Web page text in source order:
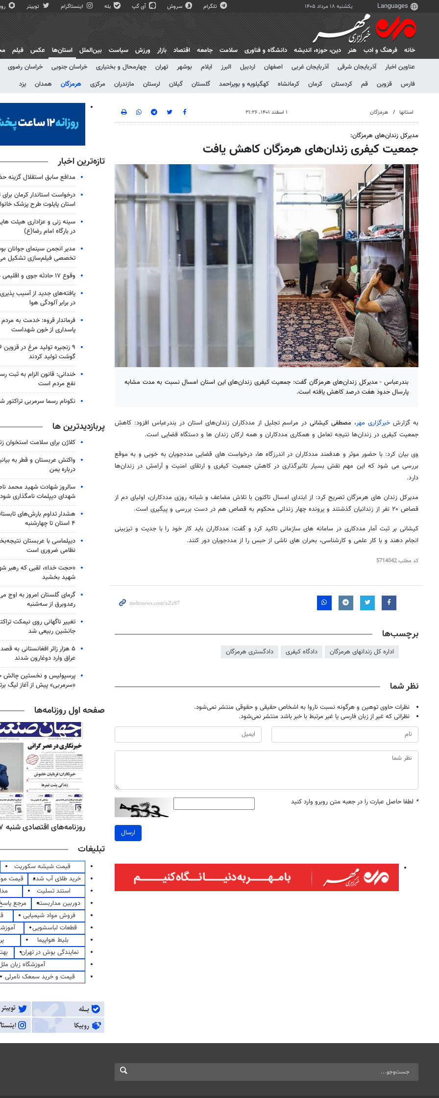
یکشنبه ۱۸ مرداد ۱۴۰۵ تلگرام سروش آی گپ بله اینستاگرام توییتر
خانه فرهنگ و ادب هنر دين، حوزه، انديشه دانشگاه و فناوری سلامت جامعه اقتصاد بازار ورزش سیاست بین‌الملل
استان‌ها
عناوین اخبار
آذربایجان شرقی آذربایجان غربی اصفهان اردبیل البرز ایلام بوشهر تهران چهارمحال و بختیاری خراسان جنوبی خراسان رضوی
فارس
قزوین قم کردستان کرمان کرمانشاه کهگیلویه و بویراحمد گلستان گیلان لرستان مازندران مرکزی هرمزگان همدان یزد
عکس فیلم
استانها هرمزگان ۱ اسفند ۱۴۰۱، ۲۱:۲۶
مدیرکل زندان‌های هرمزگان:
جمعیت کیفری زندان‌های هرمزگان کاهش یافت
بندرعباس - مدیرکل زندان‌های هرمزگان گفت: جمعیت کیفری زندان‌های این استان امسال نسبت به مدت مشابه
پارسال حدود هفت درصد کاهش یافته است.
به گزارش خبرگزاری مهر، مصطفی کیشانیدر مراسم تجلیل از مددکاران زندان‌های استان در بندرعباس افزود: کاهش
جمعیت کیفری در زندان‌ها نتیجه تعامل و همکاری مددکاران و همه ارکان زندان ها و دستگاه قضایی است.
وی بیان کرد: با حضور موثر و هدفمند مددکاران در اندرزگاه ها، درخواست های قضایی مددجویان به خوبی و به موقع
بررسی می شود که این مهم نقش بسیار تاثیرگذاری در کاهش جمعیت کیفری و ارتقای امنیت و آرامش در زندان‌ها
دارد.
مدیرکل زندان های هرمزگان تصریح کرد: از ابتدای امسال تاکنون با تلاش مضاعف و شبانه روزی مددکاران، اولیای دم از
قصاص ۲۰ نفر از زندانیان گذشتند و پرونده چهار زندانی محکوم به قصاص هم در دست بررسی و پیگیری است.
کیشانی بر ثبت آمار مددکاری در سامانه های سازمانی تاکید کرد و گفت: مددکاران باید کار خود را با جدیت و تیزبینی
انجام دهند و با کار علمی و کارشناسی، بحران های ناشی از حبس را از مددجویان دور کنند.
کد مطلب5714042
برچسب‌ها
اداره کل زندانهای هرمزگان دادگاه کیفری دادگستری هرمزگان
نظر شما
نظرات حاوی توهین و هرگونه نسبت ناروا به اشخاص حقیقی و حقوقی منتشر نمی‌شود.
نظراتی که غیر از زبان فارسی یا غیر مرتبط با خبر باشد منتشر نمی‌شود.
* لطفا حاصل عبارت را در جعبه متن روبرو وارد کنید
ارسال
تازه‌ترین اخبار
مدافع سابق استقلال گزینه
درخواست استاندار کرمان
استان پایلوت طرح پزشک
سینه زنی و عزاداری هیئت
در بارگاه امام رضا(ع)
مدیر انجمن سینمای جوانان
تخصصی فیلم‌سازی تشکیل
وقوع ۱۷ حادثه جوی و اقلیمی در کشور
یافته‌های جدید از آسیب پذیری
در برابر آلودگی هوا
فرماندار قروه: خدمت به مردم
پاسداری از خون شهداست
گوشت تولید کردند
خندانی: قانون الزام به ثبت
نفع مردم است
نکونام رسما سرمربی تراکتور
پربازدیدترین ها
کلاژن برای سلامت استخوان
واکنش عربستان و قطر به
درباره یمن
سالروز شهادت شهید محمد
شهدای دیپلمات نامگذاری شود
هشدار تداوم بارش‌های
۴ استان تا چهارشنبه
دیپلماسی با عربستان
نظامی ضروری است
«حجت خدا»، لقبی که رهبر
شهید بخشید
گرمای گلستان امروز به اوج
رعدوبرق از سه‌شنبه
تغییر ناگهانی روی نیمکت
جانشین ربیعی شد
۵ هزار زائر افغانستانی به
عراق وارد دوغارون شدند
پرسپولیس و نخستین چالش
«سرمربی» پیش از آغاز لیگ
صفحه اول روزنامه‌ها
روزنامه‌های اقتصادی شنبه ۱۷ مرداد ۱۴۰۵
تبلیغات
قیمت شیشه سکوریت
خرید طلای آب شده
قیمت
استند تسلیت
دوربین مداربسته
مرجع
فروش مواد شیمیایی
قطعات لباسشویی
بلیط هواپیما
نمایندگی بوش در تهران
آموزشگاه زبان
قیمت و خرید سمعک نامرئی